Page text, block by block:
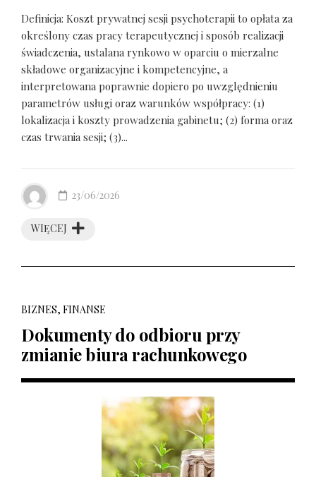
Definicja: Koszt prywatnej sesji psychoterapii to opłata za
określony czas pracy terapeutycznej i sposób realizacji
świadczenia, ustalana rynkowo w oparciu o mierzalne
składowe organizacyjne i kompetencyjne, a
interpretowana poprawnie dopiero po uwzględnieniu
parametrów usługi oraz warunków współpracy: (1)
lokalizacja i koszty prowadzenia gabinetu; (2) forma oraz
czas trwania sesji; (3)...
WIĘCEJ
23/06/2026
BIZNES, FINANSE
Dokumenty do odbioru przy
zmianie biura rachunkowego